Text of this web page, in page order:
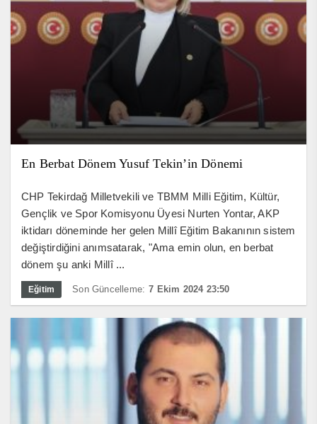
En Berbat Dönem Yusuf Tekin’in Dönemi
CHP Tekirdağ Milletvekili ve TBMM Milli Eğitim, Kültür,
Gençlik ve Spor Komisyonu Üyesi Nurten Yontar, AKP
iktidarı döneminde her gelen Millî Eğitim Bakanının sistem
değiştirdiğini anımsatarak, "Ama emin olun, en berbat
dönem şu anki Millî ...
Eğitim Son Güncelleme: 7 Ekim 2024 23:50